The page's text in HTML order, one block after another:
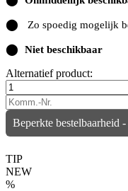
⬤ Zo spoedig mogelijk
⬤ Niet beschikbaar
Alternatief product:
Beperkte bestelbaarheid
TIP
NEW
%